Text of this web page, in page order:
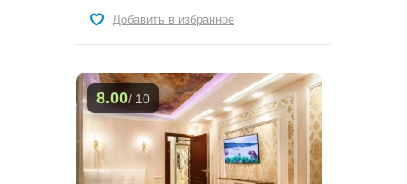
Добавить в избранное
8.00/ 10